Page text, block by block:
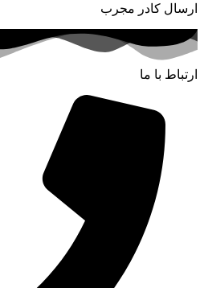
ارسال کادر مجرب
ارتباط با ما